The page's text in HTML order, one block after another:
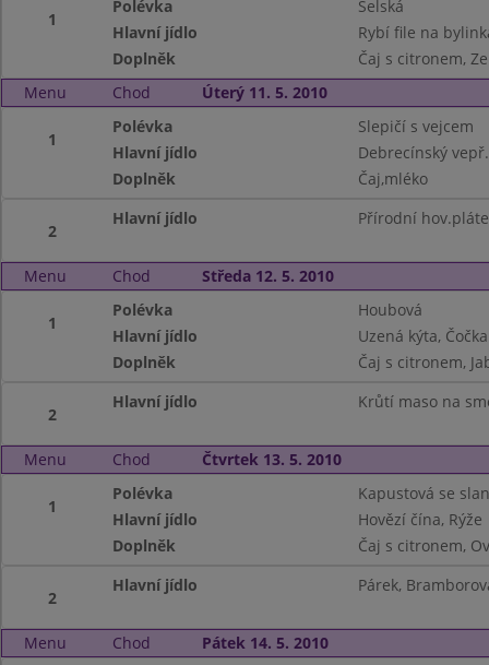
1
Polévka
Selská
Hlavní jídlo
Rybí file na
Doplněk
Čaj s citronem,
Menu
Chod Úterý 11. 5. 2010
1
Polévka
Slepičí s vejcem
Hlavní jídlo
Debrecínský
Doplněk
Čaj,mléko
2
Hlavní jídlo Přírodní
Menu Chod Středa 12. 5. 2010
1
Polévka
Houbová
Hlavní jídlo
Uzená kýta,
Doplněk
Čaj s citronem,
2
Hlavní jídlo Krůtí maso na
Menu Chod Čtvrtek 13. 5. 2010
1
Polévka
Kapustová se
Hlavní jídlo
Hovězí čína, Rýže
Doplněk
Čaj s citronem,
2
Hlavní jídlo Párek,
Menu Chod Pátek 14. 5. 2010